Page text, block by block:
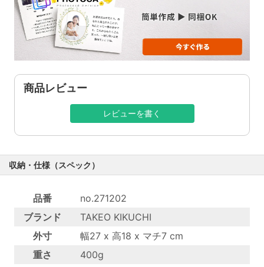
商品レビュー
レビューを書く
収納・仕様（スペック）
品番
no.271202
ブランド
TAKEO KIKUCHI
外寸
幅27 x 高18 x マチ7 cm
重さ
400g